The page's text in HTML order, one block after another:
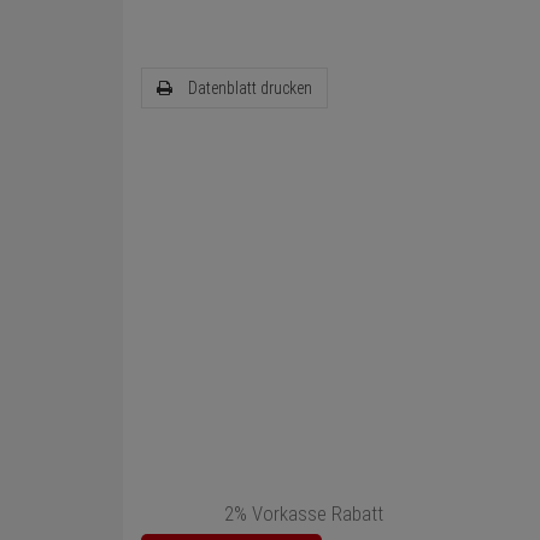
Datenblatt drucken
2% Vorkasse Rabatt